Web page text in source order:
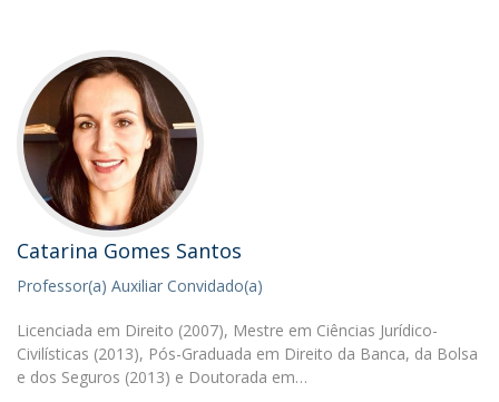
Catarina Gomes Santos
Professor(a) Auxiliar Convidado(a)
Licenciada em Direito (2007), Mestre em Ciências Jurídico-
Civilísticas (2013), Pós-Graduada em Direito da Banca, da Bolsa
e dos Seguros (2013) e Doutorada em…